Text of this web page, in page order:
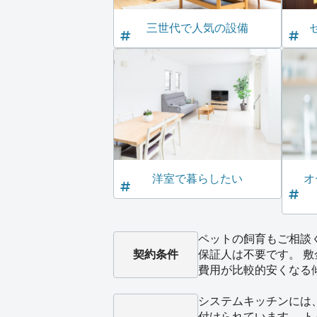
三世代で人気の設備
洋室で暮らしたい
契約条件
ペットの飼育もご相談
保証人は不要です。
費用が比較的安くなる
システムキッチンには